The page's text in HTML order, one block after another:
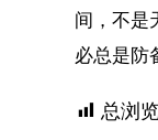
间，不是
必总是防
总浏